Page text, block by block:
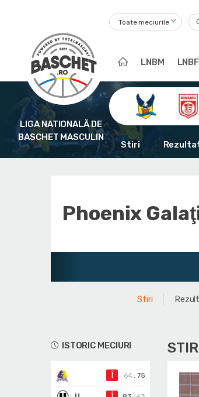
Toate meciurile
LNBM LNBF
LIGA NATIONALĂ DE
BASCHET MASCULIN
Stiri
Phoenix
Stiri
ISTORIC MECIURI
64 :75